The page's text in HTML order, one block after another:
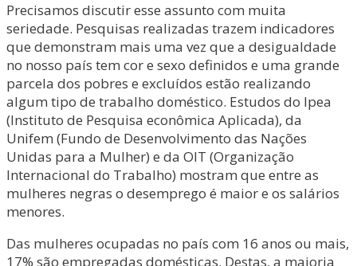
Precisamos discutir esse assunto com muita
seriedade. Pesquisas realizadas trazem indicadores
que demonstram mais uma vez que a desigualdade
no nosso país tem cor e sexo definidos e uma grande
parcela dos pobres e excluídos estão realizando
algum tipo de trabalho doméstico. Estudos do Ipea
(Instituto de Pesquisa econômica Aplicada), da
Unifem (Fundo de Desenvolvimento das Nações
Unidas para a Mulher) e da OIT (Organização
Internacional do Trabalho) mostram que entre as
mulheres negras o desemprego é maior e os salários
menores.
Das mulheres ocupadas no país com 16 anos ou mais,
17% são empregadas domésticas. Destas, a maioria